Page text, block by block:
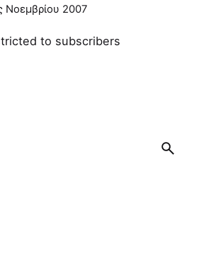
Νοεμβρίου 2007
to subscribers